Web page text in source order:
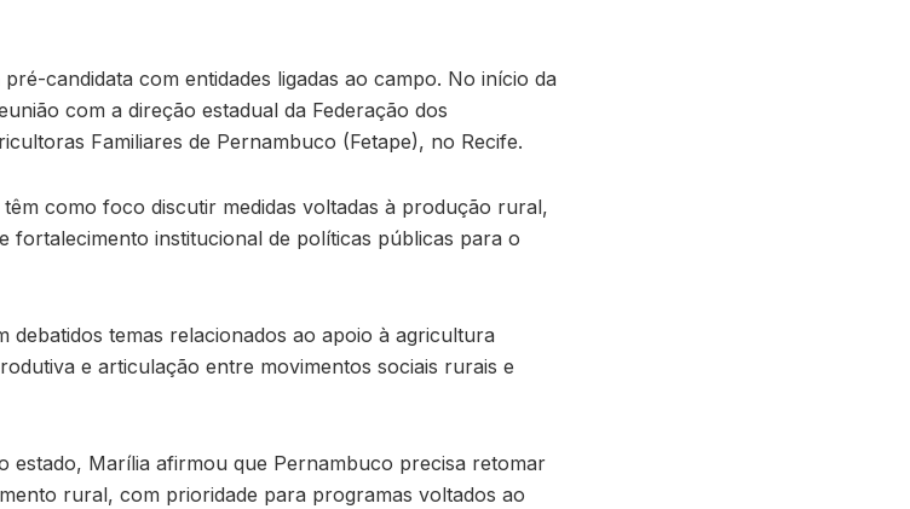
candidata com entidades ligadas ao campo. No início da
com a direção estadual da Federação dos
Familiares de Pernambuco (Fetape), no Recife.
como foco discutir medidas voltadas à produção rural,
fortalecimento institucional de políticas públicas para o
temas relacionados ao apoio à agricultura
e articulação entre movimentos sociais rurais e
estado, Marília afirmou que Pernambuco precisa retomar
rural, com prioridade para programas voltados ao